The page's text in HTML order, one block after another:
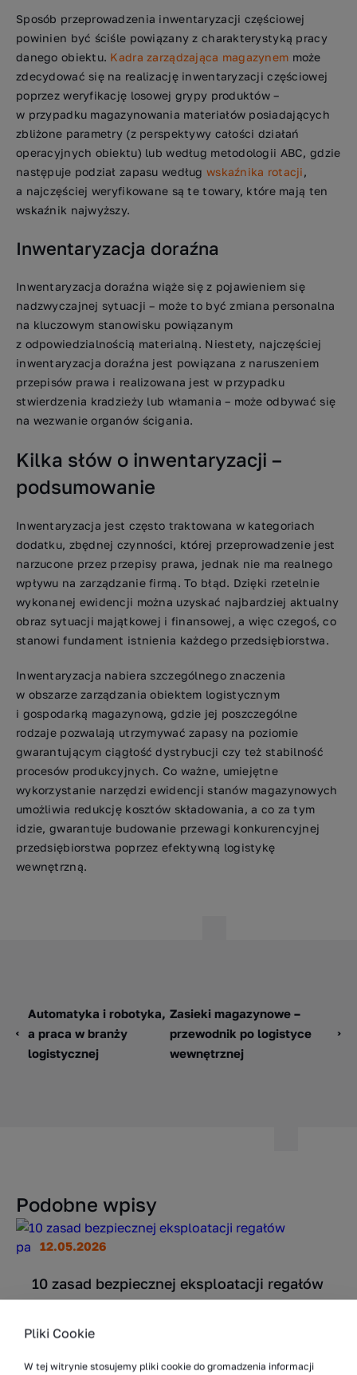
Sposób przeprowadzenia inwentaryzacji częściowej
powinien być ściśle powiązany z charakterystyką pracy
danego obiektu. Kadra zarządzająca magazynem może
zdecydować się na realizację inwentaryzacji częściowej
poprzez weryfikację losowej grypy produktów –
w przypadku magazynowania materiałów posiadających
zbliżone parametry (z perspektywy całości działań
operacyjnych obiektu) lub według metodologii ABC, gdzie
następuje podział zapasu według wskaźnika rotacji,
a najczęściej weryfikowane są te towary, które mają ten
wskaźnik najwyższy.
Inwentaryzacja doraźna
Inwentaryzacja doraźna wiąże się z pojawieniem się
nadzwyczajnej sytuacji – może to być zmiana personalna
na kluczowym stanowisku powiązanym
z odpowiedzialnością materialną. Niestety, najczęściej
inwentaryzacja doraźna jest powiązana z naruszeniem
przepisów prawa i realizowana jest w przypadku
stwierdzenia kradzieży lub włamania – może odbywać się
na wezwanie organów ścigania.
Kilka słów o inwentaryzacji –
podsumowanie
Inwentaryzacja jest często traktowana w kategoriach
dodatku, zbędnej czynności, której przeprowadzenie jest
narzucone przez przepisy prawa, jednak nie ma realnego
wpływu na zarządzanie firmą. To błąd. Dzięki rzetelnie
wykonanej ewidencji można uzyskać najbardziej aktualny
obraz sytuacji majątkowej i finansowej, a więc czegoś, co
stanowi fundament istnienia każdego przedsiębiorstwa.
Inwentaryzacja nabiera szczególnego znaczenia
w obszarze zarządzania obiektem logistycznym
i gospodarką magazynową, gdzie jej poszczególne
rodzaje pozwalają utrzymywać zapasy na poziomie
gwarantującym ciągłość dystrybucji czy też stabilność
procesów produkcyjnych. Co ważne, umiejętne
wykorzystanie narzędzi ewidencji stanów magazynowych
umożliwia redukcję kosztów składowania, a co za tym
idzie, gwarantuje budowanie przewagi konkurencyjnej
przedsiębiorstwa poprzez efektywną logistykę
wewnętrzną.
Automatyka i robotyka,
a praca w branży
logistycznej
Zasieki magazynowe –
przewodnik po logistyce
wewnętrznej
Podobne wpisy
12.05.2026
10 zasad bezpiecznej eksploatacji regałów
paletowych
Regały paletowe należą do najbardziej
infrastruktury magazynowej. Z tego powodu
Pliki Cookie
W tej witrynie stosujemy pliki cookie do gromadzenia informacji